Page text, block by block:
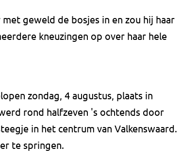
geweld de bosjes in en zou hij haar
kneuzingen op over haar hele
zondag, 4 augustus, plaats in
rond halfzeven 's ochtends door
in het centrum van Valkenswaard.
te springen.